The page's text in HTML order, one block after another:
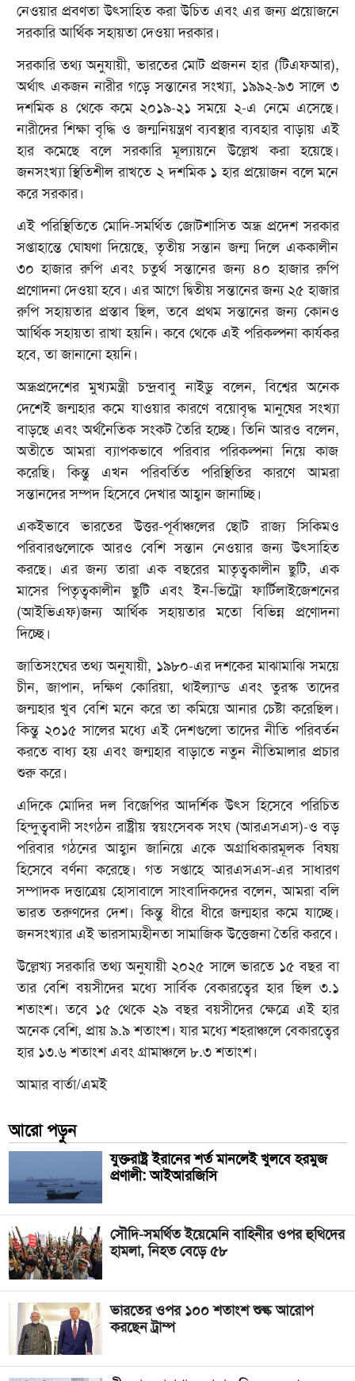
নেওয়ার প্রবণতা উৎসাহিত করা উচিত এবং এর জন্য প্রয়োজনে
সরকারি আর্থিক সহায়তা দেওয়া দরকার।
সরকারি তথ্য অনুযায়ী, ভারতের মোট প্রজনন হার (টিএফআর),
অর্থাৎ একজন নারীর গড়ে সন্তানের সংখ্যা, ১৯৯২-৯৩ সালে ৩
দশমিক ৪ থেকে কমে ২০১৯-২১ সময়ে ২-এ নেমে এসেছে।
নারীদের শিক্ষা বৃদ্ধি ও জন্মনিয়ন্ত্রণ ব্যবস্থার ব্যবহার বাড়ায় এই
হার কমেছে বলে সরকারি মূল্যায়নে উল্লেখ করা হয়েছে।
জনসংখ্যা স্থিতিশীল রাখতে ২ দশমিক ১ হার প্রয়োজন বলে মনে
করে সরকার।
এই পরিস্থিতিতে মোদি-সমর্থিত জোটশাসিত অন্ধ্র প্রদেশ সরকার
সপ্তাহান্তে ঘোষণা দিয়েছে, তৃতীয় সন্তান জন্ম দিলে এককালীন
৩০ হাজার রুপি এবং চতুর্থ সন্তানের জন্য ৪০ হাজার রুপি
প্রণোদনা দেওয়া হবে। এর আগে দ্বিতীয় সন্তানের জন্য ২৫ হাজার
রুপি সহায়তার প্রস্তাব ছিল, তবে প্রথম সন্তানের জন্য কোনও
আর্থিক সহায়তা রাখা হয়নি। কবে থেকে এই পরিকল্পনা কার্যকর
হবে, তা জানানো হয়নি।
অন্ধ্রপ্রদেশের মুখ্যমন্ত্রী চন্দ্রবাবু নাইডু বলেন, বিশ্বের অনেক
দেশেই জন্মহার কমে যাওয়ার কারণে বয়োবৃদ্ধ মানুষের সংখ্যা
বাড়ছে এবং অর্থনৈতিক সংকট তৈরি হচ্ছে। তিনি আরও বলেন,
অতীতে আমরা ব্যাপকভাবে পরিবার পরিকল্পনা নিয়ে কাজ
করেছি। কিন্তু এখন পরিবর্তিত পরিস্থিতির কারণে আমরা
সন্তানদের সম্পদ হিসেবে দেখার আহ্বান জানাচ্ছি।
একইভাবে ভারতের উত্তর-পূর্বাঞ্চলের ছোট রাজ্য সিকিমও
পরিবারগুলোকে আরও বেশি সন্তান নেওয়ার জন্য উৎসাহিত
করছে। এর জন্য তারা এক বছরের মাতৃত্বকালীন ছুটি, এক
মাসের পিতৃত্বকালীন ছুটি এবং ইন-ভিট্রো ফার্টিলাইজেশনের
(আইভিএফ)জন্য আর্থিক সহায়তার মতো বিভিন্ন প্রণোদনা
দিচ্ছে।
জাতিসংঘের তথ্য অনুযায়ী, ১৯৮০-এর দশকের মাঝামাঝি সময়ে
চীন, জাপান, দক্ষিণ কোরিয়া, থাইল্যান্ড এবং তুরস্ক তাদের
জন্মহার খুব বেশি মনে করে তা কমিয়ে আনার চেষ্টা করেছিল।
কিন্তু ২০১৫ সালের মধ্যে এই দেশগুলো তাদের নীতি পরিবর্তন
করতে বাধ্য হয় এবং জন্মহার বাড়াতে নতুন নীতিমালার প্রচার
শুরু করে।
এদিকে মোদির দল বিজেপির আদর্শিক উৎস হিসেবে পরিচিত
হিন্দুত্ববাদী সংগঠন রাষ্ট্রীয় স্বয়ংসেবক সংঘ (আরএসএস)-ও বড়
পরিবার গঠনের আহ্বান জানিয়ে একে অগ্রাধিকারমূলক বিষয়
হিসেবে বর্ণনা করেছে। গত সপ্তাহে আরএসএস-এর সাধারণ
সম্পাদক দত্তাত্রেয় হোসাবালে সাংবাদিকদের বলেন, আমরা বলি
ভারত তরুণদের দেশ। কিন্তু ধীরে ধীরে জন্মহার কমে যাচ্ছে।
জনসংখ্যার এই ভারসাম্যহীনতা সামাজিক উত্তেজনা তৈরি করবে।
উল্লেখ্য সরকারি তথ্য অনুযায়ী ২০২৫ সালে ভারতে ১৫ বছর বা
তার বেশি বয়সীদের মধ্যে সার্বিক বেকারত্বের হার ছিল ৩.১
শতাংশ। তবে ১৫ থেকে ২৯ বছর বয়সীদের ক্ষেত্রে এই হার
অনেক বেশি, প্রায় ৯.৯ শতাংশ। যার মধ্যে শহরাঞ্চলে বেকারত্বের
হার ১৩.৬ শতাংশ এবং গ্রামাঞ্চলে ৮.৩ শতাংশ।
আমার বার্তা/এমই
আরো পড়ুন
যুক্তরাষ্ট্র ইরানের শর্ত মানলেই খুলবে হরমুজ
প্রণালী: আইআরজিসি
সৌদি-সমর্থিত ইয়েমেনি বাহিনীর ওপর হুথিদের
হামলা, নিহত বেড়ে ৫৮
ভারতের ওপর ১০০ শতাংশ শুল্ক আরোপ
করছেন ট্রাম্প